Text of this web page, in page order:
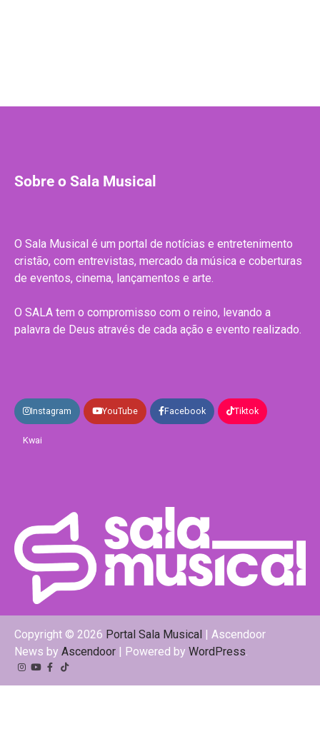
Sobre o Sala Musical
O Sala Musical é um portal de notícias e entretenimento
cristão, com entrevistas, mercado da música e coberturas
de eventos, cinema, lançamentos e arte.
O SALA tem o compromisso com o reino, levando a
palavra de Deus através de cada ação e evento realizado.
Instagram YouTube Facebook Tiktok
Kwai
Copyright © 2026 Portal Sala Musical | Ascendoor
News by Ascendoor | Powered by WordPress
Instagram
YouTube
Facebook
Tiktok